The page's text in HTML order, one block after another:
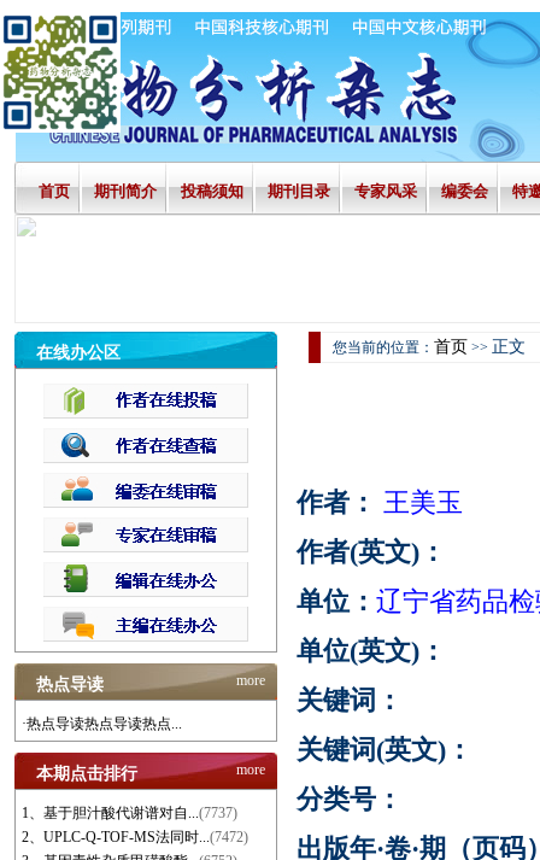
首页 期刊简介 投稿须知 期刊目录 专家风采 编委会 特
在线办公区
热点导读 more
·热点导读热点导读热点...
本期点击排行 more
1、基于胆汁酸代谢谱对自...(7737)
2、UPLC-Q-TOF-MS法同时...(7472)
您当前的位置： 首页 >> 正文
作者： 王美玉
作者(英文)：
单位： 辽宁省药品
单位(英文)：
关键词：
关键词(英文)：
分类号：
出版年·卷·期（页码